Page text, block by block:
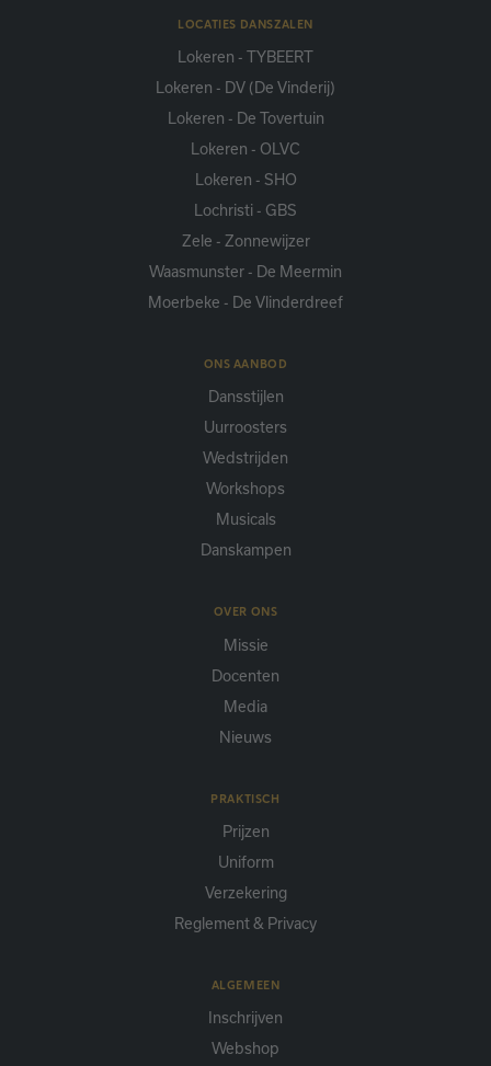
LOCATIES DANSZALEN
Lokeren - TYBEERT
Lokeren - DV (De Vinderij)
Lokeren - De Tovertuin
Lokeren - OLVC
Lokeren - SHO
Lochristi - GBS
Zele - Zonnewijzer
Waasmunster - De Meermin
Moerbeke - De Vlinderdreef
ONS AANBOD
Dansstijlen
Uurroosters
Wedstrijden
Workshops
Musicals
Danskampen
OVER ONS
Missie
Docenten
Media
Nieuws
PRAKTISCH
Prijzen
Uniform
Verzekering
Reglement & Privacy
ALGEMEEN
Inschrijven
Webshop